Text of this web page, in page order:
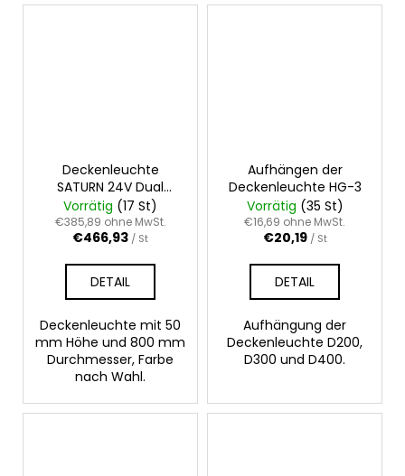
Deckenleuchte
SATURN 24V Dual
White D800 100W
Vorrätig (17 St)
€385,89 ohne MwSt.
€466,93 / St
DETAIL
Deckenleuchte mit 50
mm Höhe und 800 mm
Durchmesser, Farbe
nach Wahl.
Aufhängen der
Deckenleuchte HG-3
Vorrätig (35 St)
€16,69 ohne MwSt.
€20,19 / St
DETAIL
Aufhängung der
Deckenleuchte D200,
D300 und D400.